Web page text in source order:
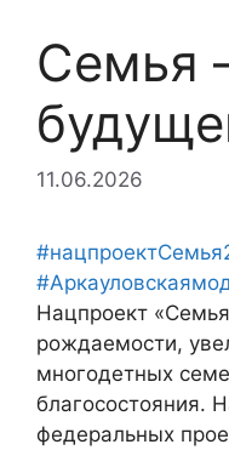
Семья
11.06.2026
Нацпроект
рождаемости,
многодетных
благосостояния.
федеральных